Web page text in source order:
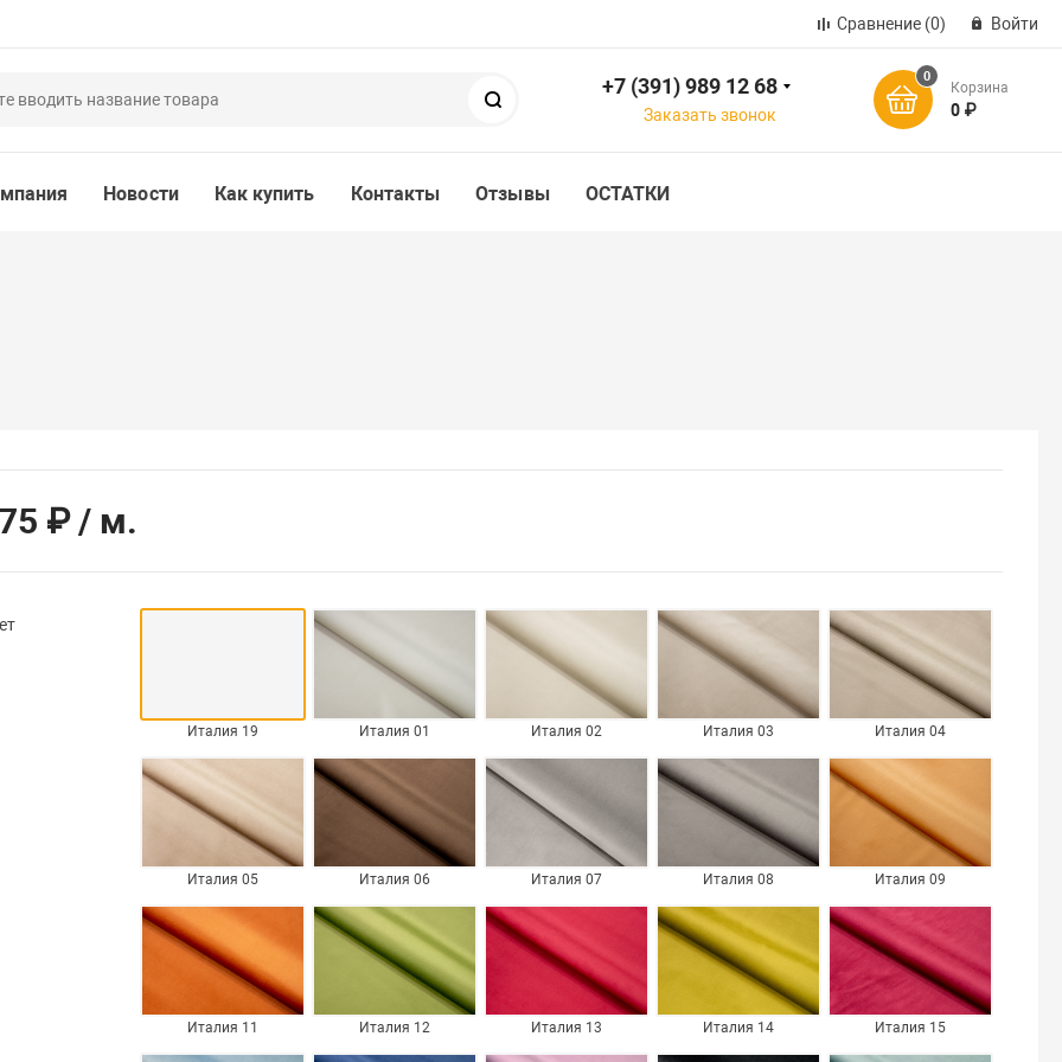
Сравнение (0) Войти
+7 (391) 989 12 68
Заказать звонок
0
Корзина
0 ₽
Новости Как купить Контакты Отзывы ОСТАТКИ
₽ / м.
Италия 19 Италия 01 Италия 02 Италия 03 Италия 04
Италия 05 Италия 06 Италия 07 Италия 08 Италия 09
Италия 11 Италия 12 Италия 13 Италия 14 Италия 15